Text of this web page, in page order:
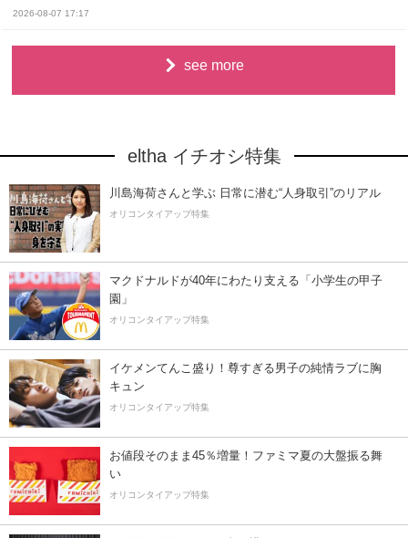
2026-08-07 17:17
see more
eltha イチオシ特集
川島海荷さんと学ぶ 日常に潜む“人身取引”のリアル
オリコンタイアップ特集
マクドナルドが40年にわたり支える「小学生の甲子
園」
オリコンタイアップ特集
イケメンてんこ盛り！尊すぎる男子の純情ラブに胸
キュン
オリコンタイアップ特集
お値段そのまま45％増量！ファミマ夏の大盤振る舞
い
オリコンタイアップ特集